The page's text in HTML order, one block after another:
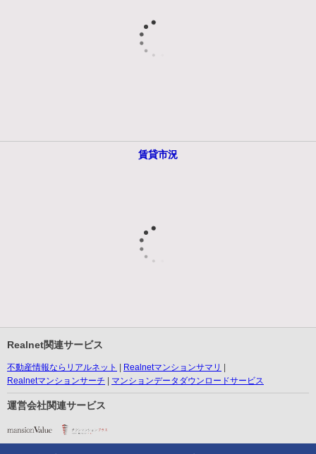
賃貸市況
Realnet関連サービス
不動産情報ならリアルネット
Realnetマンションサマリ
Realnetマンションサーチ
マンションデータダウンロードサービス
運営会社関連サービス